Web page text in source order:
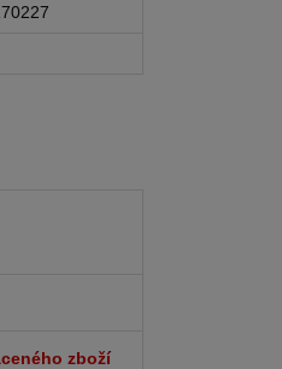
zboží